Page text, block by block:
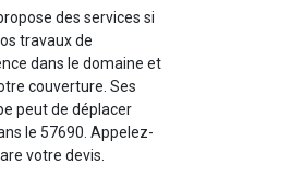
des services si
travaux de
dans le domaine et
couverture. Ses
peut de déplacer
le 57690. Appelez-
votre devis.